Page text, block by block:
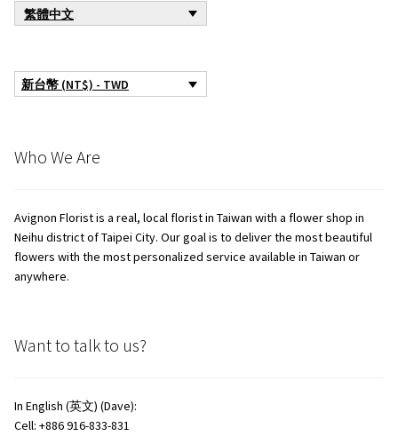
繁體中文
新台幣 (NT$) - TWD
Who We Are
Avignon Florist is a real, local florist in Taiwan with a flower shop in
Neihu district of Taipei City. Our goal is to deliver the most beautiful
flowers with the most personalized service available in Taiwan or
anywhere.
Want to talk to us?
In English (英文) (Dave):
Cell: +886 916-833-831